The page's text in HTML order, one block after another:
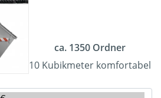
ca. 1350 Ordner
10 Kubikmeter komfortabel